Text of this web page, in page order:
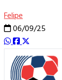
Felipe
06/09/25